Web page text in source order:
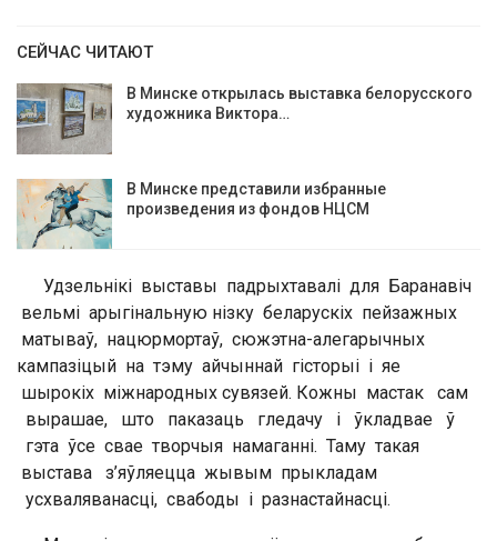
СЕЙЧАС ЧИТАЮТ
В Минске открылась выставка белорусского
художника Виктора…
В Минске представили избранные
произведения из фондов НЦСМ
Удзельнікі выставы падрыхтавалі для Баранавіч
вельмі арыгінальную нізку беларускіх пейзажных
матываў, нацюрмортаў, сюжэтна-алегарычных
кампазіцый на тэму айчыннай гісторыі і яе
шырокіх міжнародных сувязей. Кожны мастак сам
вырашае, што паказаць гледачу і ўкладвае ў
гэта ўсе свае творчыя намаганні. Таму такая
выстава з’яўляецца жывым прыкладам
усхваляванасці, свабоды і разнастайнасці.